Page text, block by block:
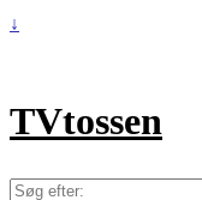
↓
TVtossen
Søg